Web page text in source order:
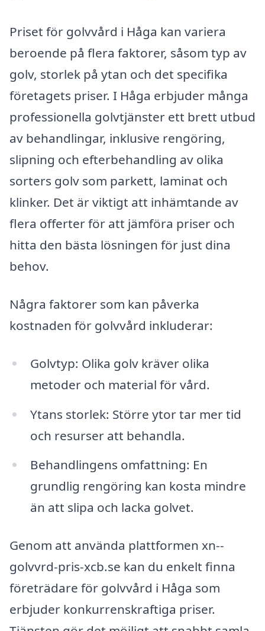
Priset för golvvård i Håga kan variera
beroende på flera faktorer, såsom typ av
golv, storlek på ytan och det specifika
företagets priser. I Håga erbjuder många
professionella golvtjänster ett brett utbud
av behandlingar, inklusive rengöring,
slipning och efterbehandling av olika
sorters golv som parkett, laminat och
klinker. Det är viktigt att inhämtande av
flera offerter för att jämföra priser och
hitta den bästa lösningen för just dina
behov.
Några faktorer som kan påverka
kostnaden för golvvård inkluderar:
Golvtyp: Olika golv kräver olika
metoder och material för vård.
Ytans storlek: Större ytor tar mer tid
och resurser att behandla.
Behandlingens omfattning: En
grundlig rengöring kan kosta mindre
än att slipa och lacka golvet.
Genom att använda plattformen xn--
golvvrd-pris-xcb.se kan du enkelt finna
företrädare för golvvård i Håga som
erbjuder konkurrenskraftiga priser.